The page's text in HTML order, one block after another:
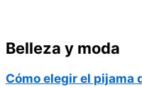
Belleza y moda
Cómo elegir el pijama